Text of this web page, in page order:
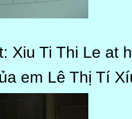
Xiu Ti Thi Le at
em Lê Thị Tí